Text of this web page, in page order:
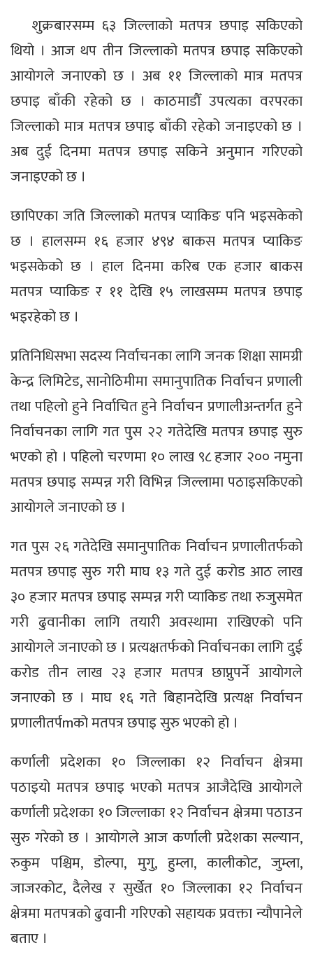
शुक्रबारसम्म ६३ जिल्लाको मतपत्र छपाइ सकिएको
थियो । आज थप तीन जिल्लाको मतपत्र छपाइ सकिएको
आयोगले जनाएको छ । अब ११ जिल्लाको मात्र मतपत्र
छपाइ बाँकी रहेको छ । काठमाडौँ उपत्यका वरपरका
जिल्लाको मात्र मतपत्र छपाइ बाँकी रहेको जनाइएको छ ।
अब दुई दिनमा मतपत्र छपाइ सकिने अनुमान गरिएको
जनाइएको छ ।
छापिएका जति जिल्लाको मतपत्र प्याकिङ पनि भइसकेको
छ । हालसम्म १६ हजार ४९४ बाकस मतपत्र प्याकिङ
भइसकेको छ । हाल दिनमा करिब एक हजार बाकस
मतपत्र प्याकिङ र ११ देखि १५ लाखसम्म मतपत्र छपाइ
भइरहेको छ ।
प्रतिनिधिसभा सदस्य निर्वाचनका लागि जनक शिक्षा सामग्री
केन्द्र लिमिटेड, सानोठिमीमा समानुपातिक निर्वाचन प्रणाली
तथा पहिलो हुने निर्वाचित हुने निर्वाचन प्रणालीअन्तर्गत हुने
निर्वाचनका लागि गत पुस २२ गतेदेखि मतपत्र छपाइ सुरु
भएको हो । पहिलो चरणमा १० लाख ९८ हजार २०० नमुना
मतपत्र छपाइ सम्पन्न गरी विभिन्न जिल्लामा पठाइसकिएको
आयोगले जनाएको छ ।
गत पुस २६ गतेदेखि समानुपातिक निर्वाचन प्रणालीतर्फको
मतपत्र छपाइ सुरु गरी माघ १३ गते दुई करोड आठ लाख
३० हजार मतपत्र छपाइ सम्पन्न गरी प्याकिङ तथा रुजुसमेत
गरी ढुवानीका लागि तयारी अवस्थामा राखिएको पनि
आयोगले जनाएको छ । प्रत्यक्षतर्फको निर्वाचनका लागि दुई
करोड तीन लाख २३ हजार मतपत्र छाप्नुपर्ने आयोगले
जनाएको छ । माघ १६ गते बिहानदेखि प्रत्यक्ष निर्वाचन
प्रणालीतर्पmको मतपत्र छपाइ सुरु भएको हो ।
कर्णाली प्रदेशका १० जिल्लाका १२ निर्वाचन क्षेत्रमा
पठाइयो मतपत्र छपाइ भएको मतपत्र आजैदेखि आयोगले
कर्णाली प्रदेशका १० जिल्लाका १२ निर्वाचन क्षेत्रमा पठाउन
सुरु गरेको छ । आयोगले आज कर्णाली प्रदेशका सल्यान,
रुकुम पश्चिम, डोल्पा, मुगु, हुम्ला, कालीकोट, जुम्ला,
जाजरकोट, दैलेख र सुर्खेत १० जिल्लाका १२ निर्वाचन
क्षेत्रमा मतपत्रको ढुवानी गरिएको सहायक प्रवक्ता न्यौपानेले
बताए ।